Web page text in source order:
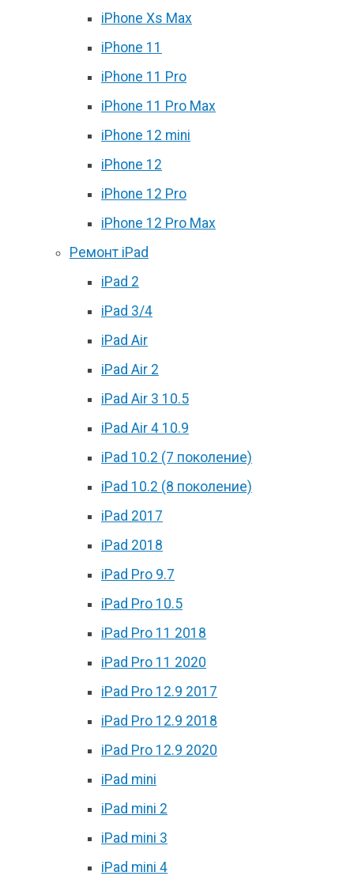
iPhone Xs Max
iPhone 11
iPhone 11 Pro
iPhone 11 Pro Max
iPhone 12 mini
iPhone 12
iPhone 12 Pro
iPhone 12 Pro Max
Ремонт iPad
iPad 2
iPad 3/4
iPad Air
iPad Air 2
iPad Air 3 10.5
iPad Air 4 10.9
iPad 10.2 (7 поколение)
iPad 10.2 (8 поколение)
iPad 2017
iPad 2018
iPad Pro 9.7
iPad Pro 10.5
iPad Pro 11 2018
iPad Pro 11 2020
iPad Pro 12.9 2017
iPad Pro 12.9 2018
iPad Pro 12.9 2020
iPad mini
iPad mini 2
iPad mini 3
iPad mini 4